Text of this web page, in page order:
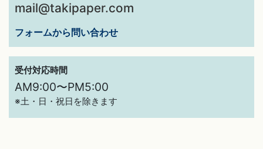
mail@takipaper.com
フォームから問い合わせ
受付対応時間
AM9:00〜PM5:00
※土・日・祝日を除きます